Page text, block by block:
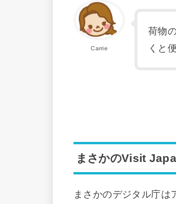
Carrie
荷物
くと
まさかのVisit
まさかのデジタル庁